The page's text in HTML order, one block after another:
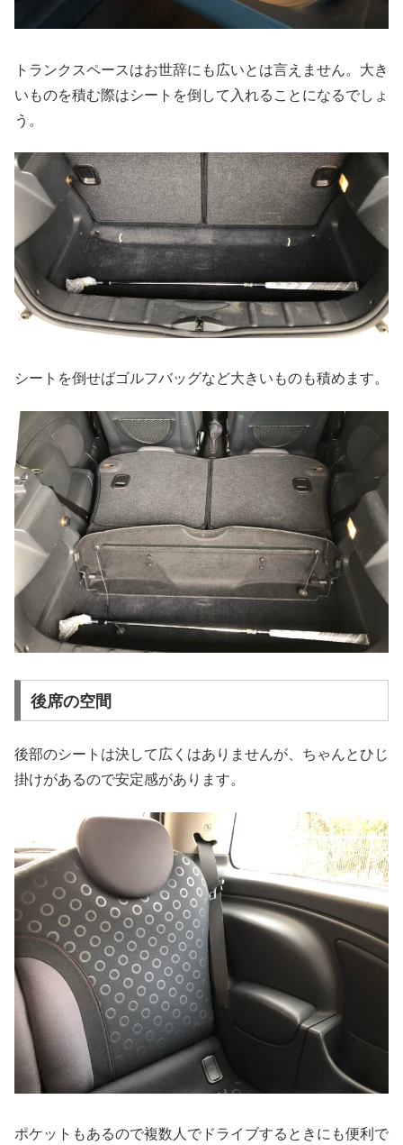
トランクスペースはお世辞にも広いとは言えません。大き
いものを積む際はシートを倒して入れることになるでしょ
う。
シートを倒せばゴルフバッグなど大きいものも積めます。
後席の空間
後部のシートは決して広くはありませんが、ちゃんとひじ
掛けがあるので安定感があります。
ポケットもあるので複数人でドライブするときにも便利で